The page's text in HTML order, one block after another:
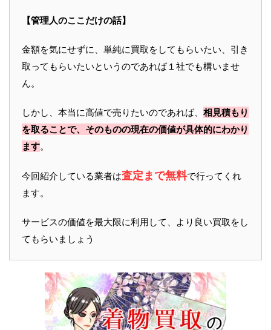
【管理人のここだけの話】
金額を気にせずに、単純に買取をしてもらいたい、引き
取ってもらいたいというのであれば１社でも構いませ
ん。
しかし、本当に高値で売りたいのであれば、 相見積もり
を取ることで、そのものの現在の価値が具体的にわかり
ます。
今回紹介している業者は査定まで無料で行ってくれ
ます。
サービスの価値を最大限に利用して、より良い買取をし
てもらいましょう